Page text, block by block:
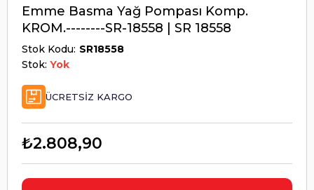
Emme Basma Yağ Pompası Komp.
KROM.--------SR-18558 | SR 18558
Stok Kodu SR18558
Stok: Yok
ÜCRETSIZ KARGO
₺2.808,90